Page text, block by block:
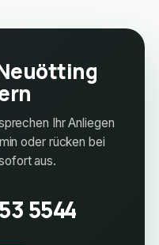
Ihr Anliegen
oder rücken bei
aus.
5544